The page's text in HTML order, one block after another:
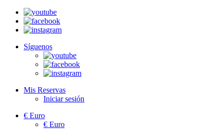
Síguenos
Mis Reservas
Iniciar sesión
€ Euro
€ Euro